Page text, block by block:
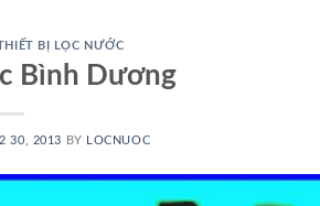
BỊ LỌC NƯỚC
Bình Dương
30, 2013 BY LOCNUOC